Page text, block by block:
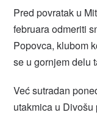
Pred povratak u
februara odmeriti
Popovca, klubom
se u gornjem delu
Već sutradan
utakmica u